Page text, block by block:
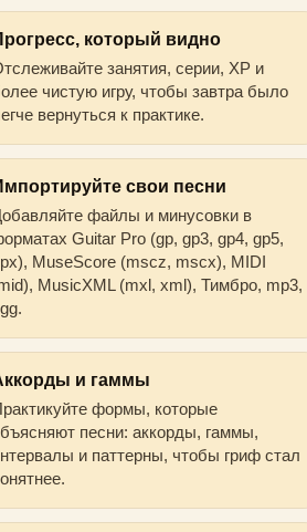
который видно
занятия, серии, XP и
чистую игру, чтобы завтра было
вернуться к практике.
свои песни
файлы и минусовки в
Guitar Pro (gp, gp3, gp4, gp5,
MuseScore (mscz, mscx), MIDI
MusicXML (mxl, xml), Тимбро, mp3,
и гаммы
формы, которые
песни: аккорды, гаммы,
и паттерны, чтобы гриф стал